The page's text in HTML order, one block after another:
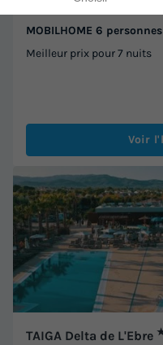
MOBILHOME 6
Meilleur prix pour 7 nuits
Voir
TAIGA Delta de L'Ebre